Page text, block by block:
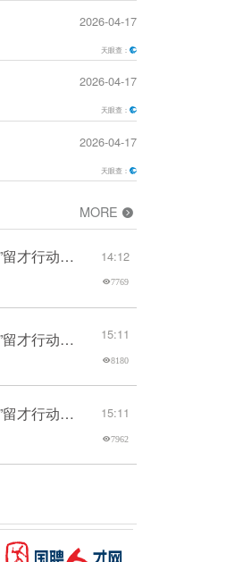
2026-04-17
天眼查：
2026-04-17
天眼查：
2026-04-17
天眼查：
MORE
“海南学子就在海南”留才行动三亚学院专场招聘会——三亚学院社会学院专场招聘会 14:12
7769
“海南学子就在海南”留才行动三亚学院专场招聘会（盛宝金融科技商学院） 15:11
8180
“海南学子就在海南”留才行动三亚学院专场招聘会（新能源与智能网联汽车学院） 15:11
7962